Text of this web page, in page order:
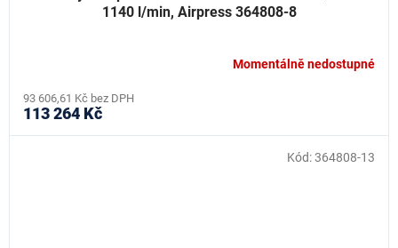
1140 l/min, Airpress 364808-8
Momentálně nedostupné
93 606,61 Kč bez DPH
113 264 Kč
Kód:364808-13